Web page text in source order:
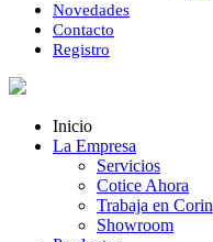
Novedades
Contacto
Registro
Inicio
La Empresa
Servicios
Cotice Ahora
Trabaja en Corin
Showroom